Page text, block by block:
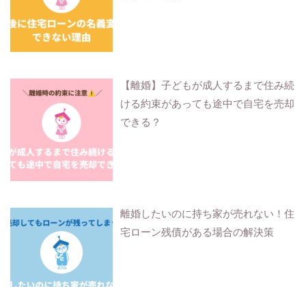
【離婚】子どもが成人するまで住み続
ける約束があっても途中で自宅を売却
できる？
離婚したいのに持ち家が売れない！住
宅ローン残債がある場合の解決策